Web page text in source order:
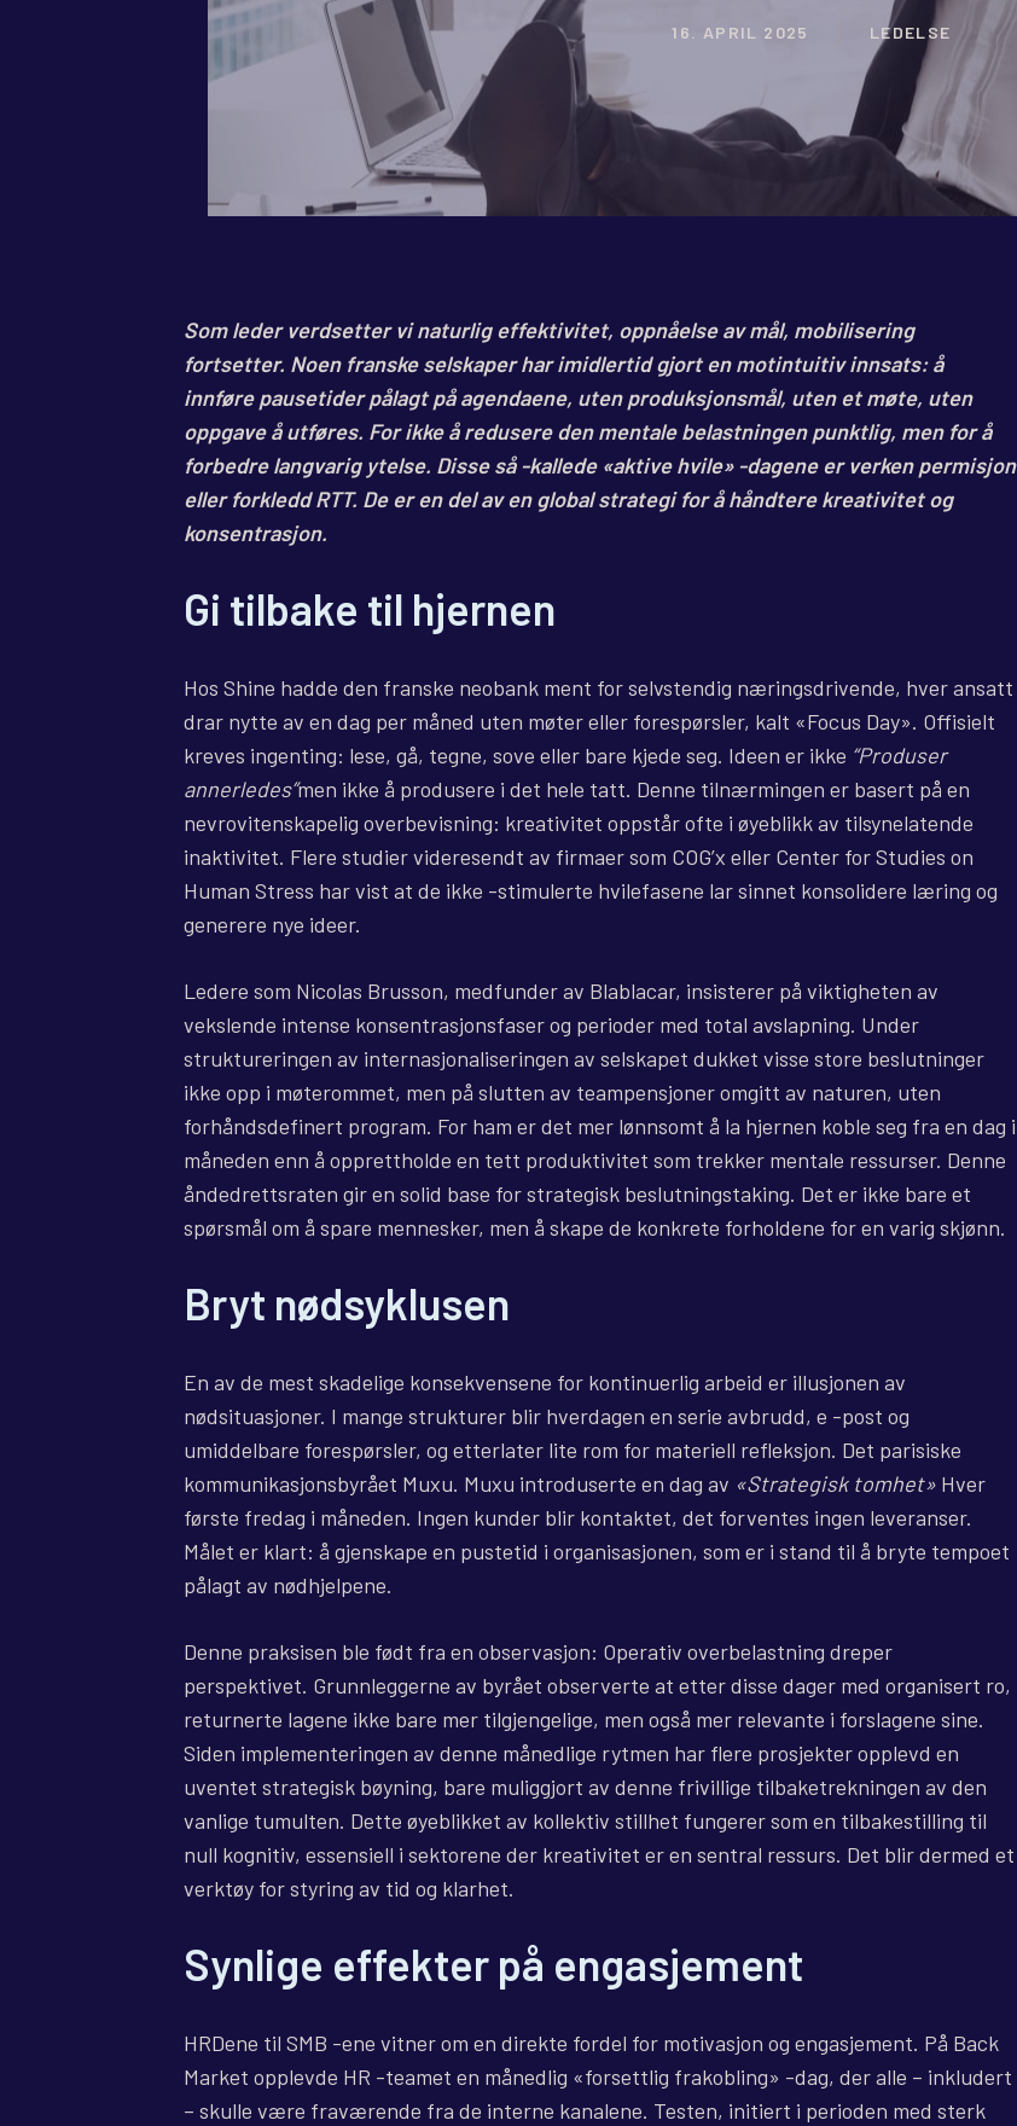
16. APRIL 2025 LEDELSE
Som leder verdsetter vi naturlig effektivitet, oppnåelse av mål, mobilisering
fortsetter. Noen franske selskaper har imidlertid gjort en motintuitiv innsats: å
innføre pausetider pålagt på agendaene, uten produksjonsmål, uten et møte, uten
oppgave å utføres. For ikke å redusere den mentale belastningen punktlig, men for å
forbedre langvarig ytelse. Disse så -kallede «aktive hvile» -dagene er verken permisjon
eller forkledd RTT. De er en del av en global strategi for å håndtere kreativitet og
konsentrasjon.
Gi tilbake til hjernen
Hos Shine hadde den franske neobank ment for selvstendig næringsdrivende, hver ansatt
drar nytte av en dag per måned uten møter eller forespørsler, kalt «Focus Day». Offisielt
kreves ingenting: lese, gå, tegne, sove eller bare kjede seg. Ideen er ikke “Produser
annerledes”men ikke å produsere i det hele tatt. Denne tilnærmingen er basert på en
nevrovitenskapelig overbevisning: kreativitet oppstår ofte i øyeblikk av tilsynelatende
inaktivitet. Flere studier videresendt av firmaer som COG’x eller Center for Studies on
Human Stress har vist at de ikke -stimulerte hvilefasene lar sinnet konsolidere læring og
generere nye ideer.
Ledere som Nicolas Brusson, medfunder av Blablacar, insisterer på viktigheten av
vekslende intense konsentrasjonsfaser og perioder med total avslapning. Under
struktureringen av internasjonaliseringen av selskapet dukket visse store beslutninger
ikke opp i møterommet, men på slutten av teampensjoner omgitt av naturen, uten
forhåndsdefinert program. For ham er det mer lønnsomt å la hjernen koble seg fra en dag i
måneden enn å opprettholde en tett produktivitet som trekker mentale ressurser. Denne
åndedrettsraten gir en solid base for strategisk beslutningstaking. Det er ikke bare et
spørsmål om å spare mennesker, men å skape de konkrete forholdene for en varig skjønn.
Bryt nødsyklusen
En av de mest skadelige konsekvensene for kontinuerlig arbeid er illusjonen av
nødsituasjoner. I mange strukturer blir hverdagen en serie avbrudd, e -post og
umiddelbare forespørsler, og etterlater lite rom for materiell refleksjon. Det parisiske
kommunikasjonsbyrået Muxu. Muxu introduserte en dag av «Strategisk tomhet» Hver
første fredag ​​i måneden. Ingen kunder blir kontaktet, det forventes ingen leveranser.
Målet er klart: å gjenskape en pustetid i organisasjonen, som er i stand til å bryte tempoet
pålagt av nødhjelpene.
Denne praksisen ble født fra en observasjon: Operativ overbelastning dreper
perspektivet. Grunnleggerne av byrået observerte at etter disse dager med organisert ro,
returnerte lagene ikke bare mer tilgjengelige, men også mer relevante i forslagene sine.
Siden implementeringen av denne månedlige rytmen har flere prosjekter opplevd en
uventet strategisk bøyning, bare muliggjort av denne frivillige tilbaketrekningen av den
vanlige tumulten. Dette øyeblikket av kollektiv stillhet fungerer som en tilbakestilling til
null kognitiv, essensiell i sektorene der kreativitet er en sentral ressurs. Det blir dermed et
verktøy for styring av tid og klarhet.
Synlige effekter på engasjement
HRDene til SMB -ene vitner om en direkte fordel for motivasjon og engasjement. På Back
Market opplevde HR -teamet en månedlig «forsettlig frakobling» -dag, der alle – inkludert
– skulle være fraværende fra de interne kanalene. Testen, initiert i perioden med sterk